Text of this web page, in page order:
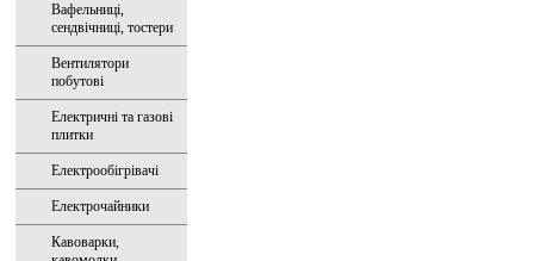
Вафельниці,
сендвічниці, тостери
Вентилятори
побутові
Електричні та газові
плитки
Електрообігрівачі
Електрочайники
Кавоварки,